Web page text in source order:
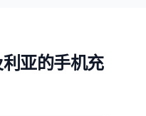
亚的手机充